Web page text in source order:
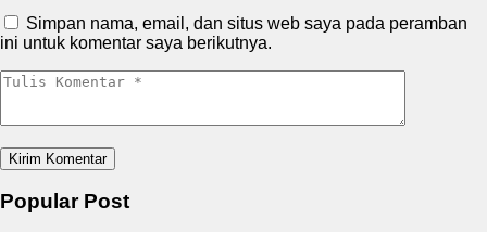
Simpan nama, email, dan situs web saya pada peramban
ini untuk komentar saya berikutnya.
Popular Post